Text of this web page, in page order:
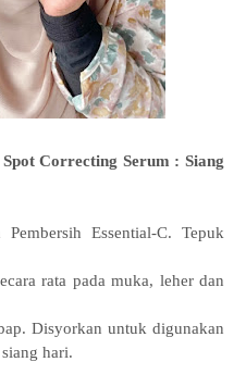
Correcting Serum : Siang
Essential-C. Tepuk
rata pada muka, leher dan
Disyorkan untuk digunakan
hari.